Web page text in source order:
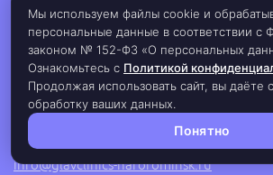
КОНТАКТЫ
Следите за нами:
Политика конфиденциальности
Доверенность на ребенка
info@glavclinics-narofominsk.ru
Мы используем файлы cookie и
персональные данные в соответствии с
законом № 152-ФЗ «О персональных
Ознакомьтесь с Политикой
Продолжая использовать сайт, вы даёте
обработку ваших данных.
Понятно